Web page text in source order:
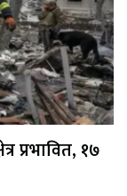
प्रभावित, १७